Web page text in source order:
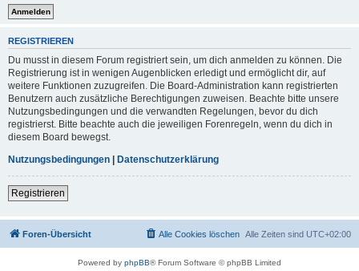
REGISTRIEREN
Du musst in diesem Forum registriert sein, um dich anmelden zu können. Die
Registrierung ist in wenigen Augenblicken erledigt und ermöglicht dir, auf
weitere Funktionen zuzugreifen. Die Board-Administration kann registrierten
Benutzern auch zusätzliche Berechtigungen zuweisen. Beachte bitte unsere
Nutzungsbedingungen und die verwandten Regelungen, bevor du dich
registrierst. Bitte beachte auch die jeweiligen Forenregeln, wenn du dich in
diesem Board bewegst.
Nutzungsbedingungen | Datenschutzerklärung
Registrieren
Foren-Übersicht Alle Zeiten sind UTC+02:00
Alle Cookies löschen
Powered by phpBB® Forum Software © phpBB Limited